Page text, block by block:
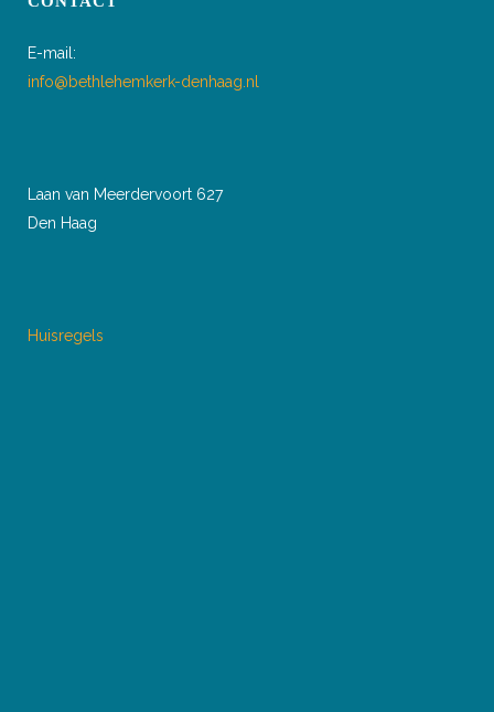
E-mail:
info@bethlehemkerk-denhaag.nl
Laan van Meerdervoort 627
Den Haag
Huisregels